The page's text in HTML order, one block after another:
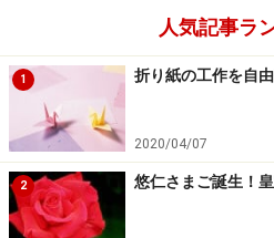
人気記事ラ
1 折り紙の工作を自
2020/04/07
2 悠仁さまご誕生！